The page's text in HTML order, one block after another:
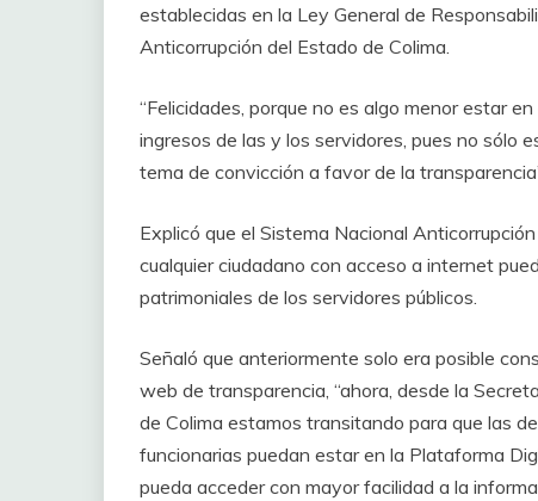
establecidas en la Ley General de
Anticorrupción del Estado de Colima.
“Felicidades, porque no es algo menor estar
ingresos de las y los servidores, pues no sólo
tema de convicción a favor de la
Explicó que el Sistema Nacional
cualquier ciudadano con acceso a internet
patrimoniales de los servidores públicos.
Señaló que anteriormente solo era posible
web de transparencia, “ahora, desde la
de Colima estamos transitando para que las
funcionarias puedan estar en la Plataforma
pueda acceder con mayor facilidad a la